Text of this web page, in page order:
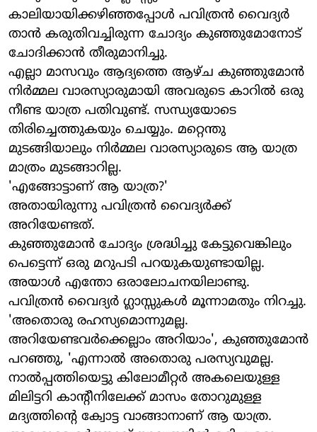
കാലിയായിക്കഴിഞ്ഞപ്പോള്‍ പവിത്രന്‍ വൈദ്യര്‍
താന്‍ കരുതിവച്ചിരുന്ന ചോദ്യം കുഞ്ഞുമോനോട്
ചോദിക്കാന്‍ തീരുമാനിച്ചു.
എല്ലാ മാസവും ആദ്യത്തെ ആഴ്ച കുഞ്ഞുമോന്‍
നിര്‍മ്മല വാരസ്യാരുമായി അവരുടെ കാറില്‍ ഒരു
നീണ്ട യാത്ര പതിവുണ്ട്. സന്ധ്യയോടെ
തിരിച്ചെത്തുകയും ചെയ്യും. മറ്റെന്തു
മുടങ്ങിയാലും നിര്‍മ്മല വാരസ്യാരുടെ ആ യാത്ര
മാത്രം മുടങ്ങാറില്ല.
'എങ്ങോട്ടാണ് ആ യാത്ര?'
അതായിരുന്നു പവിത്രന്‍ വൈദ്യര്‍ക്ക്
അറിയേണ്ടത്.
കുഞ്ഞുമോന്‍ ചോദ്യം ശ്രദ്ധിച്ചു കേട്ടുവെങ്കിലും
പെട്ടെന്ന് ഒരു മറുപടി പറയുകയുണ്ടായില്ല.
അയാള്‍ എന്തോ ഒരാലോചനയിലാണ്ടു.
പവിത്രന്‍ വൈദ്യര്‍ ഗ്ലാസ്സുകള്‍ മൂന്നാമതും നിറച്ചു.
'അതൊരു രഹസ്യമൊന്നുമല്ല.
അറിയേണ്ടവര്‍ക്കെല്ലാം അറിയാം', കുഞ്ഞുമോന്‍
പറഞ്ഞു, 'എന്നാല്‍ അതൊരു പരസ്യവുമല്ല.
നാല്‍പ്പത്തിയെട്ടു കിലോമീറ്റര്‍ അകലെയുള്ള
മിലിട്ടറി കാന്റീനിലേക്ക് മാസം തോറുമുള്ള
മദ്യത്തിന്റെ ക്വോട്ട വാങ്ങാനാണ് ആ യാത്ര.